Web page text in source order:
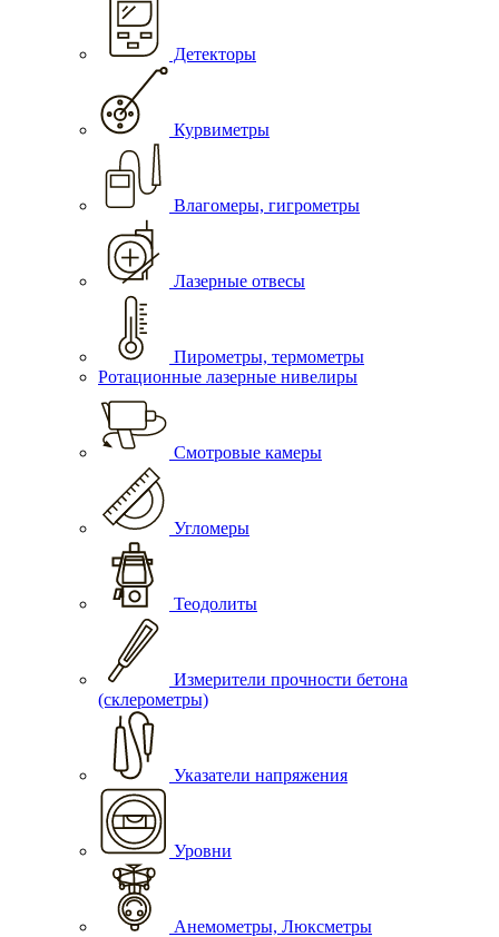
Детекторы
Курвиметры
Влагомеры, гигрометры
Лазерные отвесы
Пирометры, термометры
Ротационные лазерные нивелиры
Смотровые камеры
Угломеры
Теодолиты
Измерители прочности бетона
(склерометры)
Указатели напряжения
Уровни
Анемометры, Люксметры